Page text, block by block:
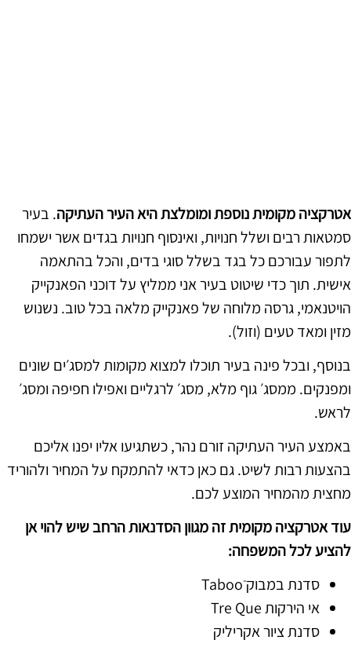
אטרקציה מקומית נוספת ומומלצת היא העיר העתיקה. בעיר
סמטאות רבים ושלל חנויות, ואינסוף חנויות בגדים אשר ישמחו
לתפור עבורכם כל בגד בשלל סוגי בדים, והכל בהתאמה
אישית. תוך כדי שיטוט בעיר אני ממליץ על דוכני הפאנקייק
הויטנאמי, גרסה מלוחה של פאנקייק מלאה בכל טוב. נשנוש
מזין ומאד טעים (וזול).
בנוסף, ובכל פינה בעיר תוכלו למצוא מקומות למסג׳ים שונים
ומפנקים. ממסג׳ גוף מלא, מסג׳ לרגליים ואפילו חפיפה ומסג׳
לראש.
באמצע העיר העתיקה זורם נהר, כשתגיעו אליו יפנו אליכם
בהצעות רבות לשיט. גם כאן כדאי להתמקח על המחיר ולהוריד
מחצית מהמחיר המוצע לכם.
עוד אטרקציה מקומית זה מגוון הסדנאות הרחב שיש להוי אן
להציע לכל המשפחה:
סדנת במבוק Tabooֿ
אי הירקות Tre Que
סדנת ציור אקריליק